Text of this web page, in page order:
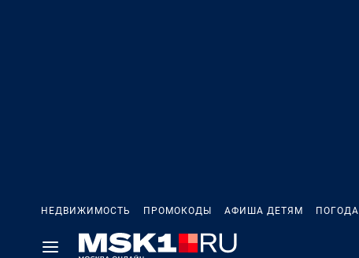
НЕДВИЖИМОСТЬ ПРОМОКОДЫ АФИША ДЕТЯМ ПОГОДА